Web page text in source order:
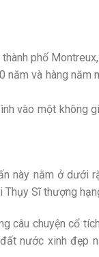
phố
và hàng năm
vào một không
này nằm ở dưới
Thụy Sĩ thượng
câu chuyện cổ
nước xinh đẹp